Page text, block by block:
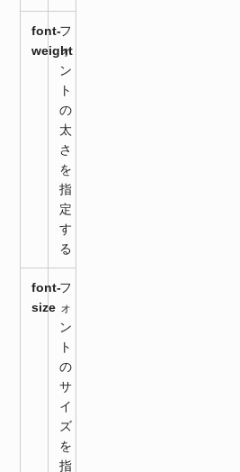
font-
weight
フ
ォ
ン
ト
の
太
さ
を
指
定
す
る
font-
size
フ
ォ
ン
ト
の
サ
イ
ズ
を
指